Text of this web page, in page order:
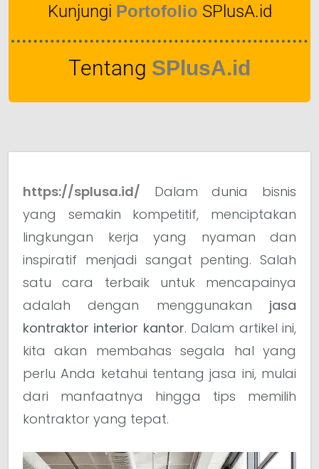
Kunjungi Portofolio SPlusA.id
Tentang SPlusA.id
https://splusa.id/ Dalam dunia bisnis
yang semakin kompetitif, menciptakan
lingkungan kerja yang nyaman dan
inspiratif menjadi sangat penting. Salah
satu cara terbaik untuk mencapainya
adalah dengan menggunakan jasa
kontraktor interior kantor. Dalam artikel ini,
kita akan membahas segala hal yang
perlu Anda ketahui tentang jasa ini, mulai
dari manfaatnya hingga tips memilih
kontraktor yang tepat.